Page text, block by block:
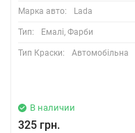
Марка авто: Lada
Тип: Емалі, Фарби
Тип Краски: Автомобільна
В наличии
325 грн.